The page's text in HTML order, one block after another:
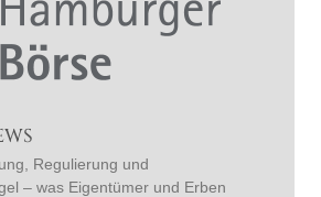
Regulierung und
– was Eigentümer und Erben